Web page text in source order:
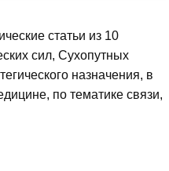
статьи из 10
сил, Сухопутных
назначения, в
по тематике связи,